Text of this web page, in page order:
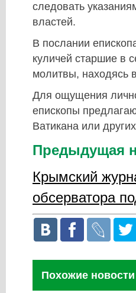
следовать
властей.
В послании
куличей старшие в
молитвы, находясь
Для ощущения
епископы
Ватикана или
Предыдущая
Крымский
обсерватора
Похожие новости